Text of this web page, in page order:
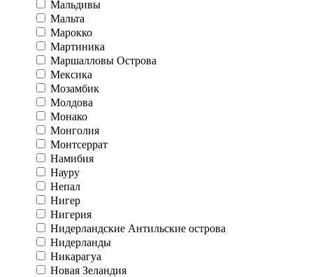
Мальдивы
Мальта
Марокко
Мартиника
Маршалловы Острова
Мексика
Мозамбик
Молдова
Монако
Монголия
Монтсеррат
Намибия
Науру
Непал
Нигер
Нигерия
Нидерландские Антильские острова
Нидерланды
Никарагуа
Новая Зеландия